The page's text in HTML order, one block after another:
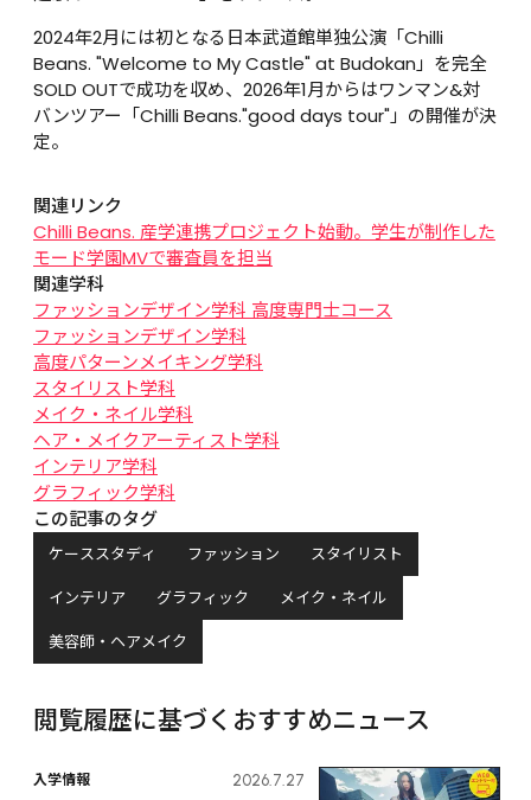
2024年2月には初となる日本武道館単独公演「Chilli
Beans. "Welcome to My Castle" at Budokan」を完全
SOLD OUTで成功を収め、2026年1月からはワンマン&対
バンツアー「Chilli Beans."good days tour"」の開催が決
定。
関連リンク
Chilli Beans. 産学連携プロジェクト始動。学生が制作した
モード学園MVで審査員を担当
関連学科
ファッションデザイン学科 高度専門士コース
ファッションデザイン学科
高度パターンメイキング学科
スタイリスト学科
メイク・ネイル学科
ヘア・メイクアーティスト学科
インテリア学科
グラフィック学科
この記事のタグ
ケーススタディ ファッション
スタイリスト
インテリア
グラフィック
メイク・ネイル
美容師・ヘアメイク
閲覧履歴に基づくおすすめニュース
入学情報 2026.7.27